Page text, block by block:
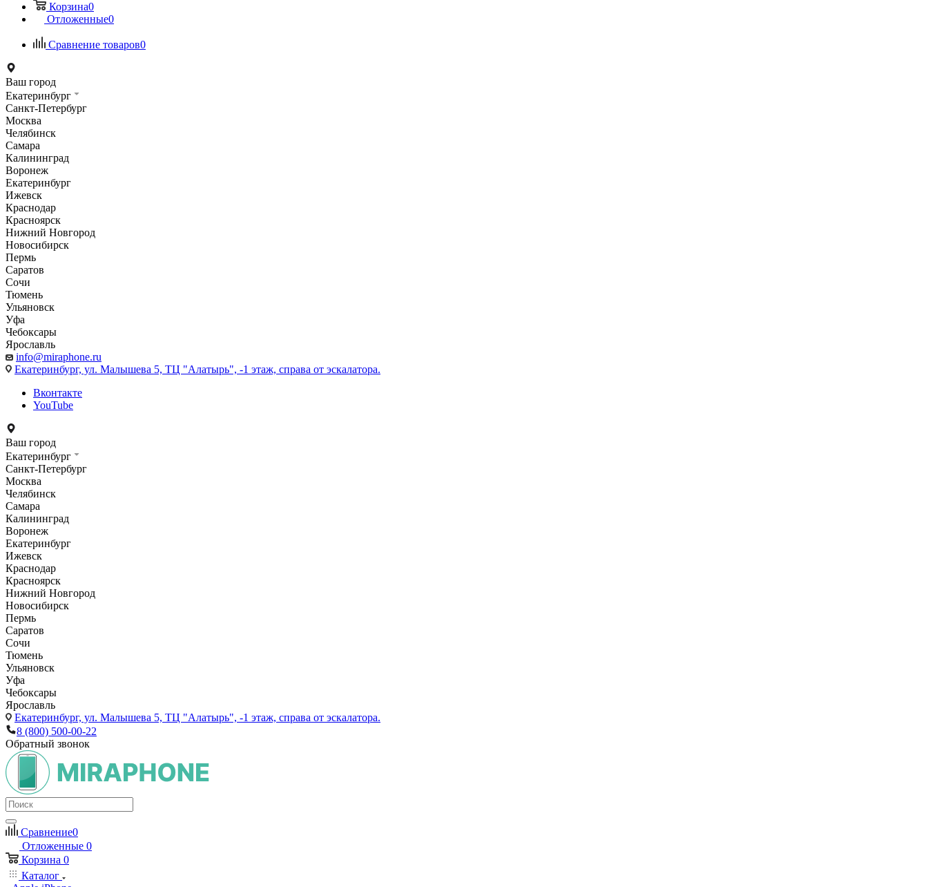
Корзина0
Отложенные0
Сравнение товаров0
Ваш город
Екатеринбург
Санкт-Петербург
Москва
Челябинск
Самара
Калининград
Воронеж
Екатеринбург
Ижевск
Краснодар
Красноярск
Нижний Новгород
Новосибирск
Пермь
Саратов
Сочи
Тюмень
Ульяновск
Уфа
Чебоксары
Ярославль
info@miraphone.ru
Екатеринбург, ул. Малышева 5, ТЦ "Алатырь", -1 этаж, справа от эскалатора.
Вконтакте
YouTube
Ваш город
Екатеринбург
Санкт-Петербург
Москва
Челябинск
Самара
Калининград
Воронеж
Екатеринбург
Ижевск
Краснодар
Красноярск
Нижний Новгород
Новосибирск
Пермь
Саратов
Сочи
Тюмень
Ульяновск
Уфа
Чебоксары
Ярославль
Екатеринбург, ул. Малышева 5, ТЦ "Алатырь", -1 этаж, справа от эскалатора.
8 (800) 500-00-22
Обратный звонок
Сравнение0
Отложенные 0
Корзина 0
Каталог